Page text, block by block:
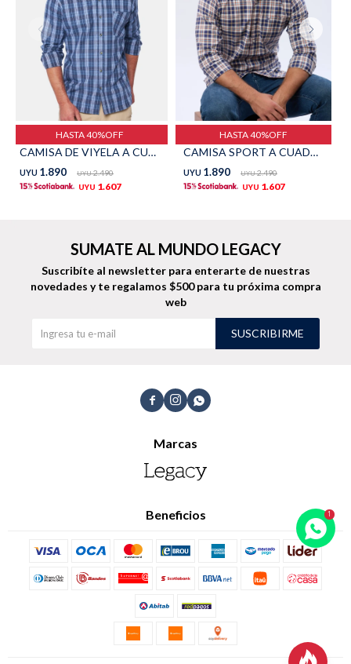
HASTA 40%OFF
CAMISA DE VIYELA A CUADROS - Unico
UYU 1.890 UYU 2.490
UYU 1.607
HASTA 40%OFF
CAMISA SPORT A CUADROS - Unico
UYU 1.890 UYU 2.490
UYU 1.607
  
Marcas
Beneficios
SUMATE AL MUNDO LEGACY
Suscribíte al newsletter para enterarte de nuestras
novedades y te regalamos $500 para tu próxima compra
web
SUSCRIBIRME
Shorts Trajes
Calzado
TALLES GRANDES Uniformes empresariales
Canjear mis puntos
Envíos, cambios y devoluciones